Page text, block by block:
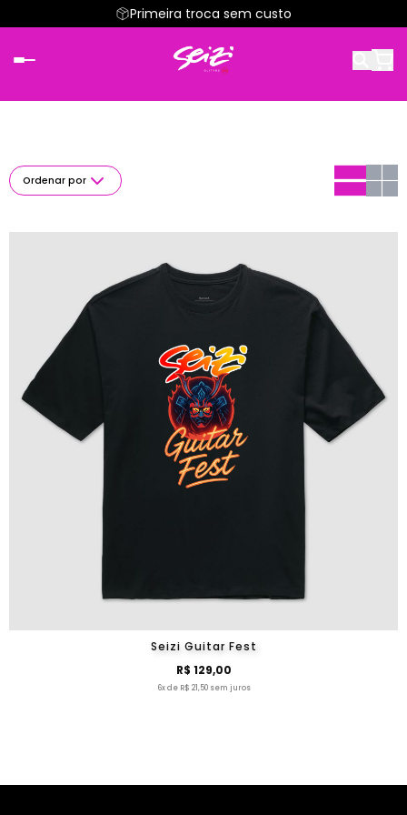
Primeira troca sem custo
Ordenar por
Seizi Guitar Fest
R$ 129,00
6x de R$ 21,50 sem juros